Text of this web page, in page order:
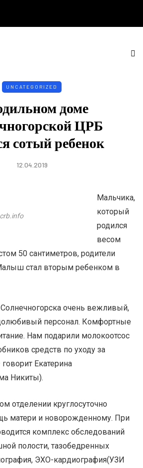
UNCATEGORIZED
доме
ЦРБ
сотый ребенок
12.04.2019
Мальчика,
который
родился
весом
50 сантиметров, родители
стал вторым ребенком в
очень вежливый,
персонал. Комфортные
Нам подарили молокоотсос
средств по уходу за
Екатерина
Никиты).
отделении круглосуточно
матери и новорожденному. При
комплекс обследований
полости, тазобедренных
ЭХО-кардиография(УЗИ